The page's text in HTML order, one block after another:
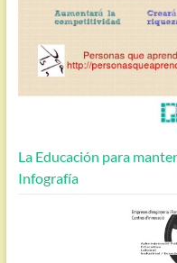
La Educación para
Infografía